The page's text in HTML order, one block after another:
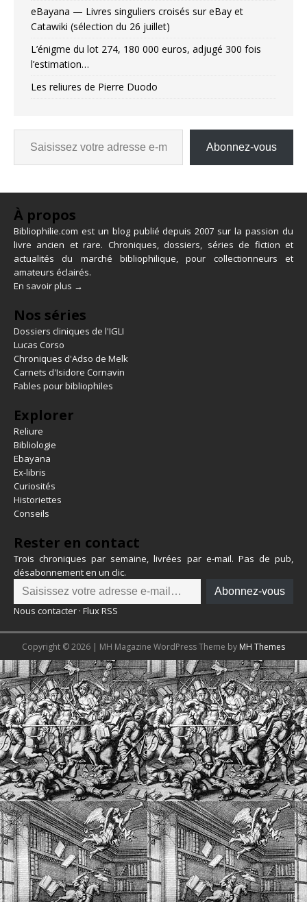
eBayana — Livres singuliers croisés sur eBay et
Catawiki (sélection du 26 juillet)
L’énigme du lot 274, 180 000 euros, adjugé 300 fois
l’estimation…
Les reliures de Pierre Duodo
Abonnez-vous
À propos
Bibliophilie.com est un blog publié depuis 2007 sur la passion du
livre ancien et rare. Chroniques, dossiers, séries de fiction et
actualités du marché bibliophilique, pour collectionneurs et
amateurs éclairés.
En savoir plus →
Nos séries
Dossiers cliniques de l'IGLI
Lucas Corso
Chroniques d'Adso de Melk
Carnets d'Isidore Cornavin
Fables pour bibliophiles
Explorer
Reliure
Bibliologie
Ebayana
Ex-libris
Curiosités
Historiettes
Conseils
Rester en contact
Trois chroniques par semaine, livrées par e-mail. Pas de pub,
désabonnement en un clic.
Abonnez-vous
Nous contacter · Flux RSS
Copyright © 2026 | MH Magazine WordPress Theme by MH Themes